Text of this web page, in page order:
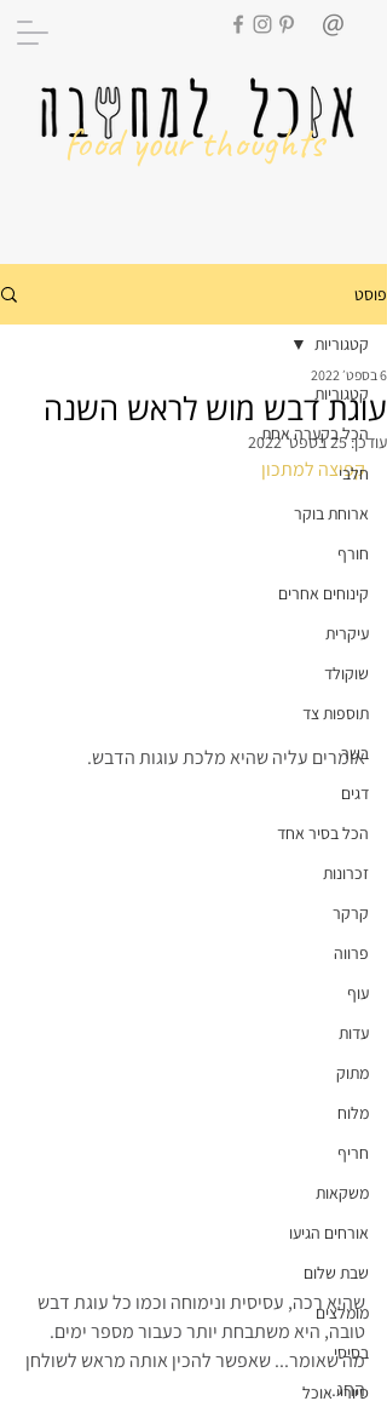
food your thoughts
פוסט
קטגוריות
הכל בקערה אחת
חלבי
ארוחת בוקר
חורף
קינוחים אחרים
עיקרית
שוקולד
תוספות צד
בשר
דגים
הכל בסיר אחד
זכרונות
קרקר
פרווה
עוף
עדות
מתוק
מלוח
חריף
משקאות
אורחים הגיעו
שבת שלום
מומלצים
בסיסי
סיוריי אוכל
קטגוריות
עוגת דבש מוש לראש השנה
6 בספט׳ 2022
עודכן:25 בספט׳ 2022
קפיצה למתכון
אומרים עליה שהיא מלכת עוגות הדבש.
שהיא רכה, עסיסית ונימוחה וכמו כל עוגת דבש
טובה, היא משתבחת יותר כעבור מספר ימים.
מה שאומר... שאפשר להכין אותה מראש לשולחן
החג.